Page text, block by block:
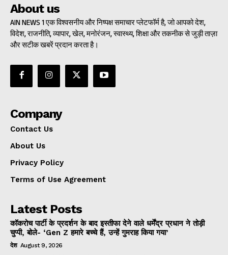
About us
AIN NEWS 1 एक विश्वसनीय और निष्पक्ष समाचार प्लेटफॉर्म है, जो आपको देश,
विदेश, राजनीति, व्यापार, खेल, मनोरंजन, स्वास्थ्य, शिक्षा और तकनीक से जुड़ी ताज़ा
और सटीक खबरें प्रदान करता है।
Company
Contact Us
About Us
Privacy Policy
Terms of Use Agreement
Latest Posts
कॉकरोच पार्टी के प्रदर्शन के बाद इस्तीफा देने वाले धर्मेंद्र प्रधान ने तोड़ी
चुप्पी, बोले- ‘Gen Z हमारे बच्चे हैं, उन्हें गुमराह किया गया’
देश August 9, 2026